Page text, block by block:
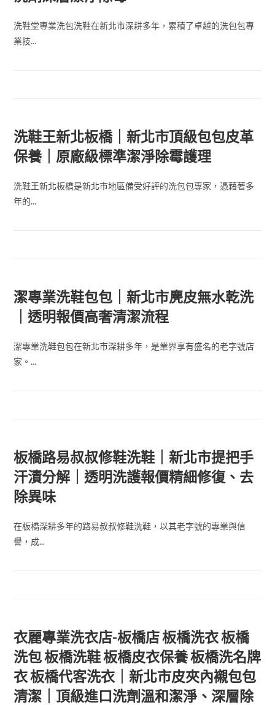
洗鞋堂專業洗包洗鞋在新北市深耕多年，累積了卓越的洗包包專
業技...
洗鞋王新北板橋｜新北市頂級包包皮革
保養｜原廠級標準潔淨除霉護理
洗鞋王新北板橋是新北市地區備受好評的洗包包專家，憑藉著多
年的...
潔專業洗鞋包包｜新北市麂皮無水乾洗
｜透明報價高奢清潔流程
潔專業洗鞋包包在新北市深耕多年，是業界享有盛名的老字號店
家。...
板橋路易叔叔修鞋洗鞋｜新北市提把手
汗漬分解｜透明洗護報價精細修復、去
除異味
在板橋深耕多年的路易叔叔修鞋洗鞋，以其老字號的專業與信
譽，成...
衣麗專業洗衣店-板橋店 板橋洗衣 板橋
洗包 板橋洗鞋 板橋皮衣保養 板橋洗名牌
衣 板橋代客洗衣｜新北市皮夾內襯包包
清潔｜頂級進口洗劑溫和潔淨、深層除